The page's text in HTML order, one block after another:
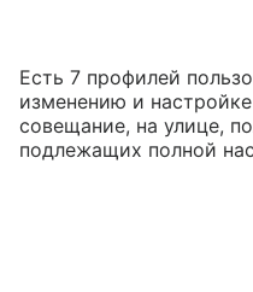
Есть 7 профилей
изменению и
совещание, на улице,
подлежащих полной